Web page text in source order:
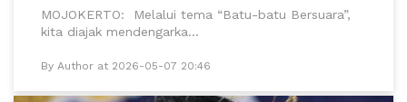
MOJOKERTO: Melalui tema “Batu-batu Bersuara”,
kita diajak mendengarka...
By Author at 2026-05-07 20:46